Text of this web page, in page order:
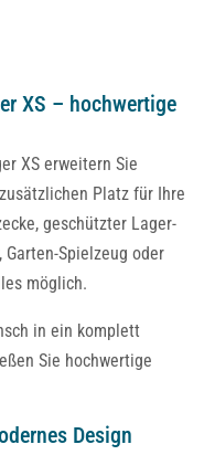
XS – hochwertige
XS erweitern Sie
Platz für Ihre
geschützter Lager-
Spielzeug oder
möglich.
in ein komplett
Sie hochwertige
Design